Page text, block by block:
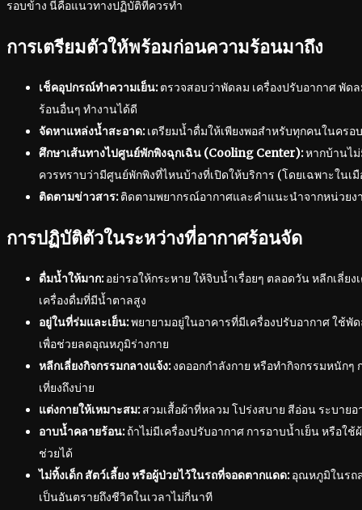
รอบข้าง นี่คือแนวทางปฏิบัติที่ควรทำ
การเตรียมตัวให้พร้อมก่อนความร้อนมาถึง
เช็คอุปกรณ์ทำความเย็น:ตรวจสอบว่าพัดลม เครื่องปรับอากาศ พัด
ร้อนอื่นๆ ทำงานได้ดี
จัดหาแหล่งน้ำสะอาด:เตรียมน้ำดื่มให้เพียงพอสำหรับทุกคนในครอ
ศึกษาเส้นทางไปศูนย์พักพิงฉุกเฉิน (Cooling Center):หากบ้านไม่
ควรทราบว่ามีศูนย์พักพิงที่ไหนบ้างที่เปิดให้บริการ (โดยเฉพาะในเ
ติดตามข่าวสาร:ติดตามพยากรณ์อากาศและคำแนะนำจากหน่วยง
การปฏิบัติตัวในระหว่างที่อากาศร้อนจัด
ดื่มน้ำให้มาก:อย่ารอให้กระหาย ให้จิบน้ำเรื่อยๆ ตลอดวัน หลีกเลี่ย
เครื่องดื่มที่มีน้ำตาลสูง
อยู่ในที่ร่มและเย็น:พยายามอยู่ในอาคารที่มีเครื่องปรับอากาศ ใช้
เพื่อช่วยลดอุณหภูมิร่างกาย
หลีกเลี่ยงกิจกรรมกลางแจ้ง:งดออกกำลังกาย หรือทำกิจกรรมหนักๆ
เที่ยงถึงบ่าย
แต่งกายให้เหมาะสม:สวมเสื้อผ้าที่หลวม โปร่งสบาย สีอ่อน ระบายอ
อาบน้ำคลายร้อน:ถ้าไม่มีเครื่องปรับอากาศ การอาบน้ำเย็น หรือใ
ช่วยได้
ไม่ทิ้งเด็ก สัตว์เลี้ยง หรือผู้ป่วยไว้ในรถที่จอดตากแดด:อุณหภูมิในรถ
เป็นอันตรายถึงชีวิตในเวลาไม่กี่นาที